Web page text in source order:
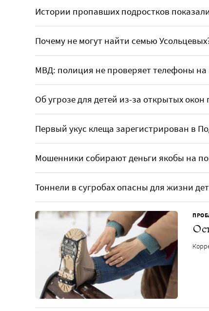
Истории пропавших подростков
Почему не могут найти семью
МВД: полиция не проверяет телефоны на
Об угрозе для детей из-за открытых
Первый укус клеща зарегистрирован в
Мошенники собирают деньги якобы на
Тоннели в сугробах опасны для жизни